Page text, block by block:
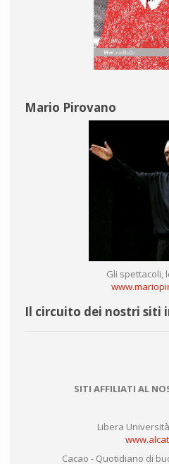
Mario Pirovano
Gli spettacoli,
Il circuito dei nostri siti
SITI AFFILIATI AL
Libera
Cacao - Quotidiano di